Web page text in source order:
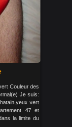
Couleur des
Je suis:
vert
47 et
la limite du